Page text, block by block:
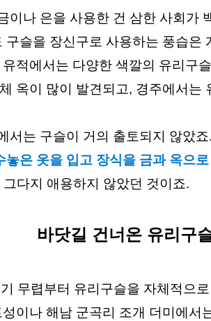
구슬을 장신구로 사용하는 풍습은
적에서는 다양한 색깔의 유리구
옥이 많이 발견되고, 경주에서는
에서는 구슬이 거의 출토되지 않았
놓은 옷을 입고 장식을 금과 옥으
다지 애용하지 않았던 것이죠.
바닷길 건너온 유리
이나 해남 군곡리 조개 더미에서